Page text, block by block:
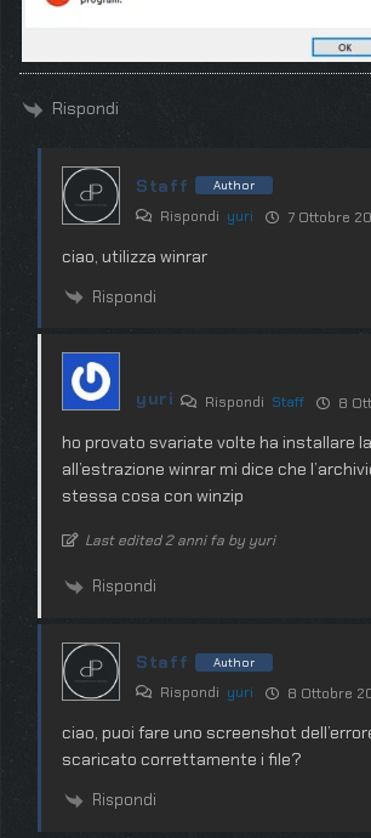
Rispondi
Staff Author
Rispondi yuri 7 Ottobre
ciao, utilizza winrar
Rispondi
yuri Rispondi Staff 8
ho provato svariate volte ha installare
all’estrazione winrar mi dice che
stessa cosa con winzip
Last edited 2 anni fa by yuri
Rispondi
Staff Author
Rispondi yuri 8 Ottobre
ciao, puoi fare uno screenshot
scaricato correttamente i file?
Rispondi